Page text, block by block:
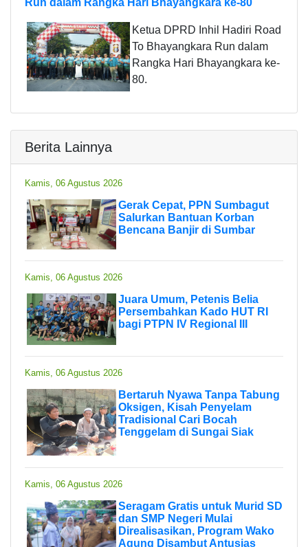
Ketua DPRD Inhil Hadiri Road
To Bhayangkara Run dalam
Rangka Hari Bhayangkara ke-
80.
Berita Lainnya
Kamis, 06 Agustus 2026
Gerak Cepat, PPN Sumbagut
Salurkan Bantuan Korban
Bencana Banjir di Sumbar
Kamis, 06 Agustus 2026
Juara Umum, Petenis Belia
Persembahkan Kado HUT RI
bagi PTPN IV Regional III
Kamis, 06 Agustus 2026
Bertaruh Nyawa Tanpa Tabung
Oksigen, Kisah Penyelam
Tradisional Cari Bocah
Tenggelam di Sungai Siak
Kamis, 06 Agustus 2026
Seragam Gratis untuk Murid SD
dan SMP Negeri Mulai
Direalisasikan, Program Wako
Agung Disambut Antusias